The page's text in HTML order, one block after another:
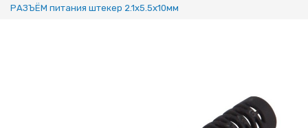
РАЗЪЁМ питания штекер 2.1х5.5x10мм